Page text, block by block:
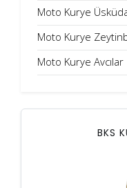
Moto Kurye
Moto Kurye
Moto Kurye Avcılar
BKS